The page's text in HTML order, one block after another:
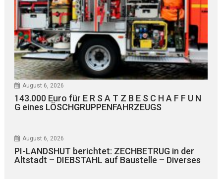
August 6, 2026
143.000 Euro für E R S A T Z B E S C H A F F U N
G eines LÖSCHGRUPPENFAHRZEUGS
August 6, 2026
PI-LANDSHUT berichtet: ZECHBETRUG in der
Altstadt – DIEBSTAHL auf Baustelle – Diverses